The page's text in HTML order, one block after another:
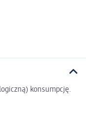
konsumpcję.